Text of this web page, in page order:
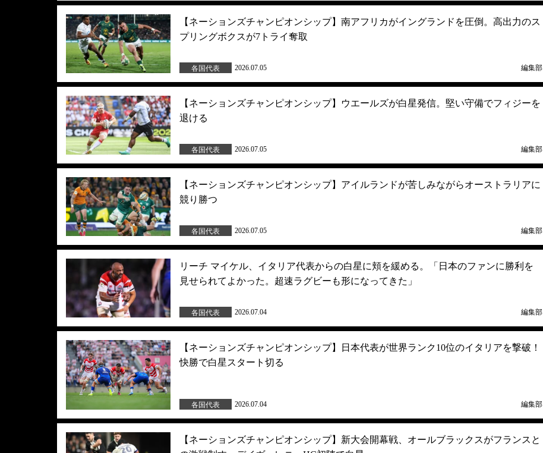
【ネーションズチャンピオンシップ】南アフリカがイングランドを圧倒。高出力のス
プリングボクスが7トライ奪取
各国代表 2026.07.05 編集部
【ネーションズチャンピオンシップ】ウエールズが白星発信。堅い守備でフィジーを
退ける
各国代表 2026.07.05 編集部
【ネーションズチャンピオンシップ】アイルランドが苦しみながらオーストラリアに
競り勝つ
各国代表 2026.07.05 編集部
リーチ マイケル、イタリア代表からの白星に頬を緩める。「日本のファンに勝利を
見せられてよかった。超速ラグビーも形になってきた」
各国代表 2026.07.04 編集部
【ネーションズチャンピオンシップ】日本代表が世界ランク10位のイタリアを撃破！
快勝で白星スタート切る
各国代表 2026.07.04 編集部
【ネーションズチャンピオンシップ】新大会開幕戦、オールブラックスがフランスと